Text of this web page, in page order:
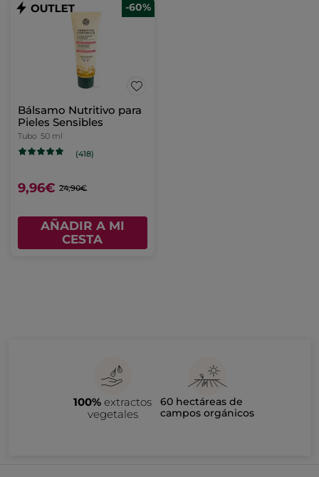
-60%
Bálsamo Nutritivo para
Pieles Sensibles
Tubo 50 ml
(418)
9,96€ 24,90€
AÑADIR A MI
CESTA
100% extractos
vegetales
60 hectáreas de
campos orgánicos